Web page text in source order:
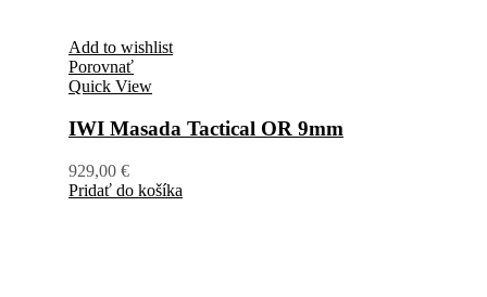
Add to wishlist
Porovnať
Quick View
IWI Masada Tactical OR 9mm
929,00 €
Pridať do košíka